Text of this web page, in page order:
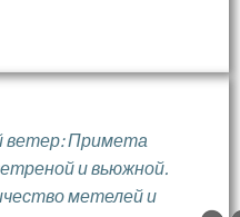
ветер: Примета
и вьюжной.
метелей и